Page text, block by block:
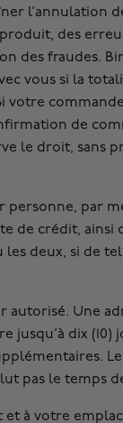
l’annulation
des
des fraudes.
vous si la
votre
de
le droit, sans
personne, par
de crédit, ainsi
deux, si de
autorisé. Une
dix (10)
pas le temps
et à votre